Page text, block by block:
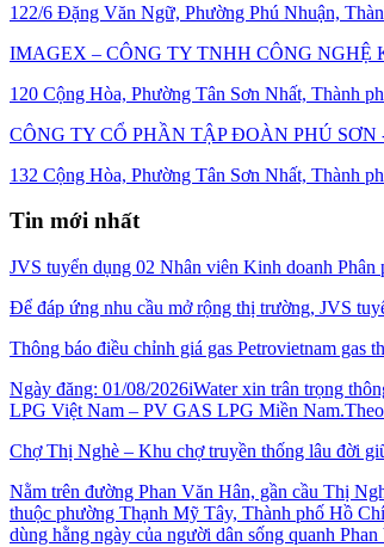
122/6 Đặng Văn Ngữ, Phường Phú Nhuận,
IMAGEX – CÔNG TY TNHH CÔNG
120 Cộng Hòa, Phường Tân Sơn Nhất, Thành
CÔNG TY CỔ PHẦN TẬP ĐOÀN PHÚ
132 Cộng Hòa, Phường Tân Sơn Nhất, Thành
Tin mới nhất
JVS tuyển dụng 02 Nhân viên Kinh doanh
Để đáp ứng nhu cầu mở rộng thị trường, JVS
Thông báo điều chỉnh giá gas Petrovietnam gas
Ngày đăng: 01/08/2026iWater xin trân trọng
LPG Việt Nam – PV GAS LPG Miền
Chợ Thị Nghè – Khu chợ truyền thống lâu đời
Nằm trên đường Phan Văn Hân, gần cầu Thị
thuộc phường Thạnh Mỹ Tây, Thành phố Hồ
dùng hằng ngày của người dân sống quanh